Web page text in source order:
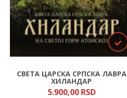
СВЕТА ЦАРСКА СРПСКА ЛАВРА
ХИЛАНДАР
5.900,00 RSD